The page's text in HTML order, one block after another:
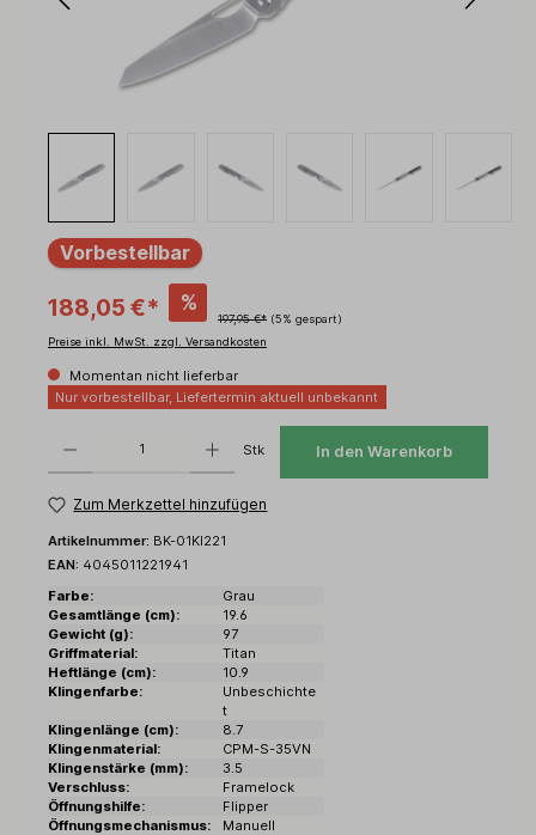
Vorbestellbar
188,05 €* %
197,95 €* (5% gespart)
Preise inkl. MwSt. zzgl. Versandkosten
Momentan nicht lieferbar
Nur vorbestellbar, Liefertermin aktuell unbekannt
Stk In den Warenkorb
Zum Merkzettel hinzufügen
Artikelnummer: BK-01KI221
EAN: 4045011221941
Farbe:
Grau
Gesamtlänge (cm):
19.6
Gewicht (g):
97
Griffmaterial:
Titan
Heftlänge (cm):
10.9
Klingenfarbe:
Unbeschichte
t
Klingenlänge (cm):
8.7
Klingenmaterial:
CPM-S-35VN
Klingenstärke (mm):
3.5
Verschluss:
Framelock
Öffnungshilfe:
Flipper
Öffnungsmechanismus:
Manuell